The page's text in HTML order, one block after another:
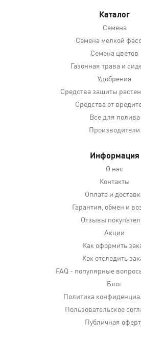
Каталог
Семена
Семена мелкой
Семена цветов
Газонная трава и
Удобрения
Средства защиты
Средства от
Все для полива
Производители
Информация
О нас
Контакты
Оплата и
Гарантия, обмен и
Отзывы
Акции
Как оформить
Как отследить
FAQ - популярные
Блог
Политика
Пользовательское
Публичная